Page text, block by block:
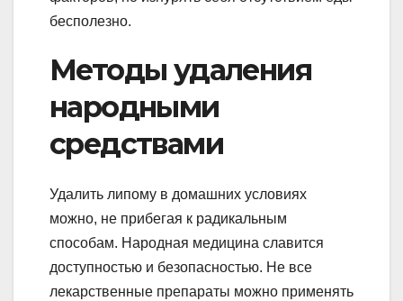
бесполезно.
Методы удаления
народными
средствами
Удалить липому в домашних условиях
можно, не прибегая к радикальным
способам. Народная медицина славится
доступностью и безопасностью. Не все
лекарственные препараты можно применять